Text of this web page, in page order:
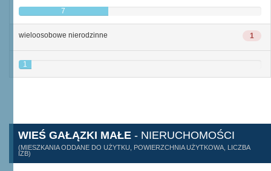
7
1
wieloosobowe nierodzinne
1
WIEŚ GAŁĄZKI MAŁE - NIERUCHOMOŚCI
(MIESZKANIA ODDANE DO UŻYTKU, POWIERZCHNIA UŻYTKOWA, LICZBA
IZB)